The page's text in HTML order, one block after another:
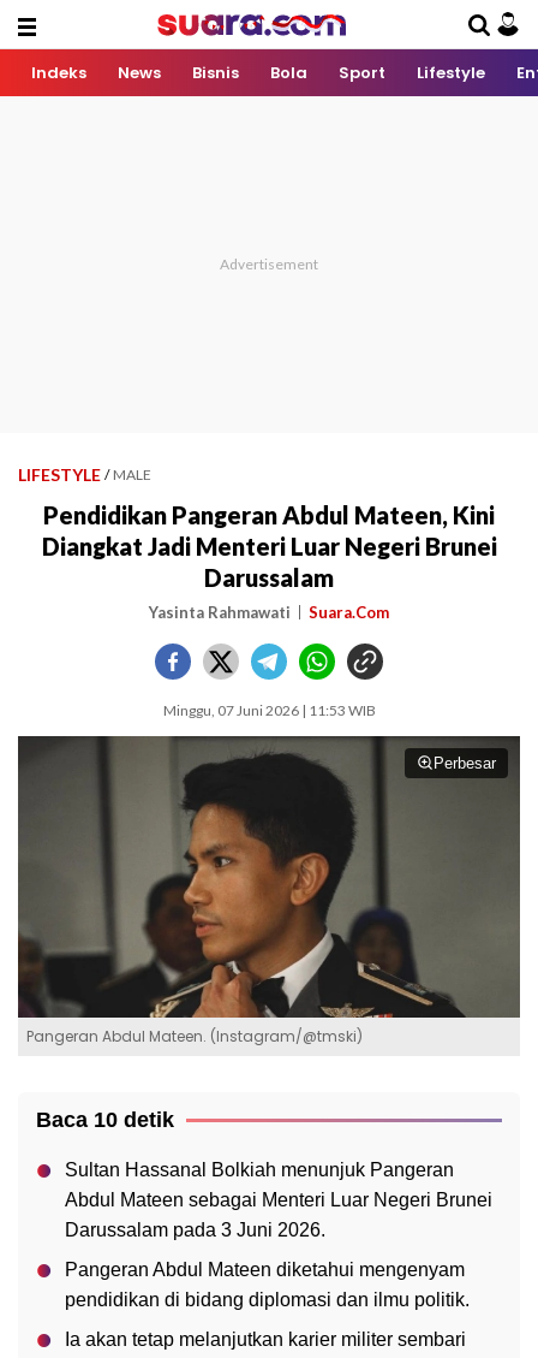
Indeks News Bisnis Bola Sport Lifestyle
LIFESTYLE / MALE
Pendidikan Pangeran Abdul Mateen, Kini
Diangkat Jadi Menteri Luar Negeri Brunei
Darussalam
Yasinta Rahmawati Suara.Com
Minggu, 07 Juni 2026 | 11:53 WIB
Perbesar
Pangeran Abdul Mateen. (Instagram/@tmski)
Baca 10 detik
Sultan Hassanal Bolkiah menunjuk Pangeran
Abdul Mateen sebagai Menteri Luar Negeri Brunei
Darussalam pada 3 Juni 2026.
Pangeran Abdul Mateen diketahui mengenyam
pendidikan di bidang diplomasi dan ilmu politik.
Ia akan tetap melanjutkan karier militer sembari